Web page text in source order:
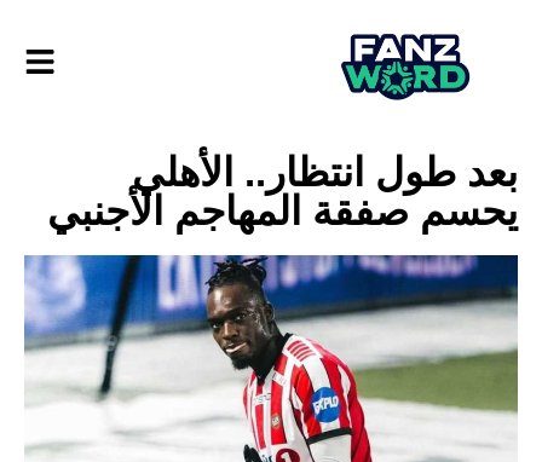
بعد طول انتظار.. الأهلي
يحسم صفقة المهاجم الأجنبي